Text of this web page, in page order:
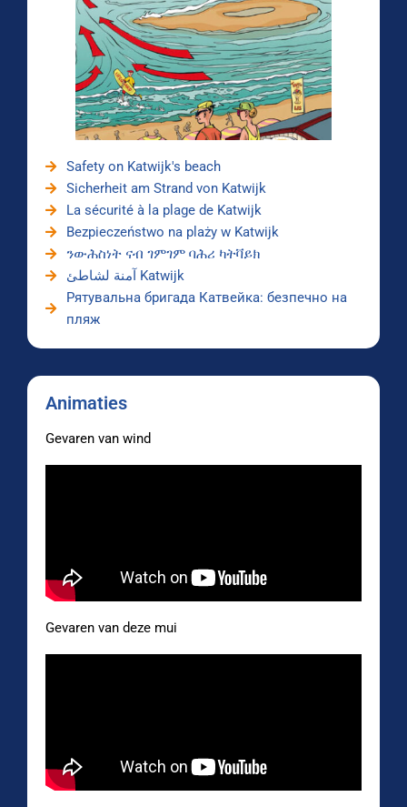
Safety on Katwijk's beach
Sicherheit am Strand von Katwijk
La sécurité à la plage de Katwijk
Bezpieczeństwo na plaży w Katwijk
ንውሕስነት ናብ ገምገም ባሕሪ ካትቫይክ
آمنة لشاطئ Katwijk
Рятувальна бригада Катвейка: безпечно на
пляж
Animaties
Gevaren van wind
Gevaren van deze mui